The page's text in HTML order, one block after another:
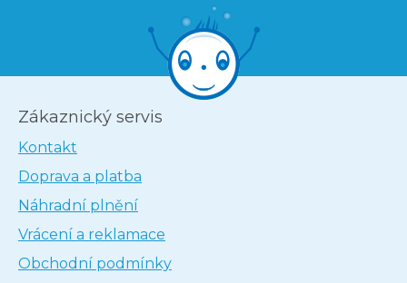
Zákaznický servis
Kontakt
Doprava a platba
Náhradní plnění
Vrácení a reklamace
Obchodní podmínky